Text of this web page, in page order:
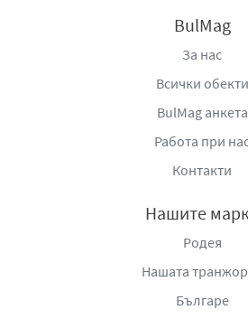
BulMag
За нас
Всички обекти
BulMag анкета
Работа при
Контакти
Нашите
Родея
Нашата
Българе